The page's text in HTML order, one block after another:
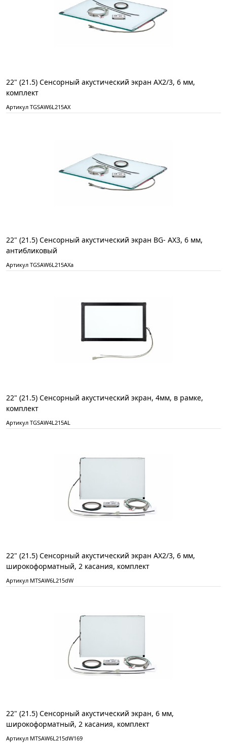
22" (21.5) Сенсорный акустический экран AX2/3, 6 мм,
комплект
Артикул TGSAW6L215AX
22" (21.5) Сенсорный акустический экран BG- АХ3, 6 мм,
антибликовый
Артикул TGSAW6L215AXа
22" (21.5) Сенсорный акустический экран, 4мм, в рамке,
комплект
Артикул TGSAW4L215AL
22" (21.5) Сенсорный акустический экран AX2/3, 6 мм,
широкоформатный, 2 касания, комплект
Артикул MTSAW6L215dW
22" (21.5) Сенсорный акустический экран, 6 мм,
широкоформатный, 2 касания, комплект
Артикул MTSAW6L215dW169